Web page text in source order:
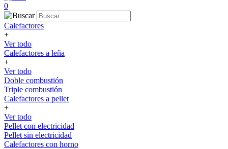
0
Calefactores
+
Ver todo
Calefactores a leña
+
Ver todo
Doble combustión
Triple combustión
Calefactores a pellet
+
Ver todo
Pellet con electricidad
Pellet sin electricidad
Calefactores con horno